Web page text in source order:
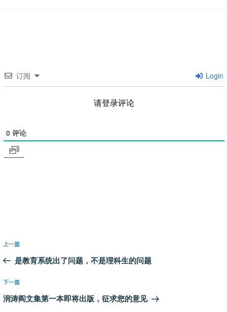
订阅 Login
请登录评论
0 评论
文
导
航
上
一
文
章
上一篇
是教育系统出了问题，不是理科生的问题
下
一
下一篇
润涛阎文集第一本即将出版，征求您的意见